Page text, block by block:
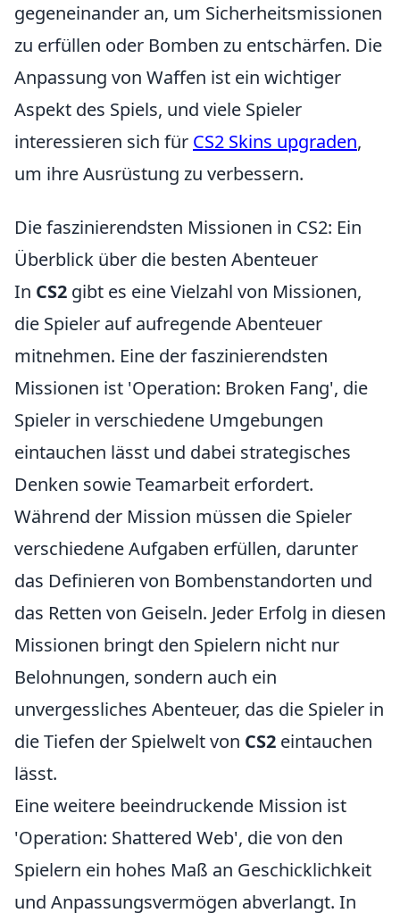
gegeneinander an, um Sicherheitsmissionen
zu erfüllen oder Bomben zu entschärfen. Die
Anpassung von Waffen ist ein wichtiger
Aspekt des Spiels, und viele Spieler
interessieren sich für CS2 Skins upgraden,
um ihre Ausrüstung zu verbessern.
Die faszinierendsten Missionen in CS2: Ein
Überblick über die besten Abenteuer
In CS2 gibt es eine Vielzahl von Missionen,
die Spieler auf aufregende Abenteuer
mitnehmen. Eine der faszinierendsten
Missionen ist 'Operation: Broken Fang', die
Spieler in verschiedene Umgebungen
eintauchen lässt und dabei strategisches
Denken sowie Teamarbeit erfordert.
Während der Mission müssen die Spieler
verschiedene Aufgaben erfüllen, darunter
das Definieren von Bombenstandorten und
das Retten von Geiseln. Jeder Erfolg in diesen
Missionen bringt den Spielern nicht nur
Belohnungen, sondern auch ein
unvergessliches Abenteuer, das die Spieler in
die Tiefen der Spielwelt von CS2 eintauchen
lässt.
Eine weitere beeindruckende Mission ist
'Operation: Shattered Web', die von den
Spielern ein hohes Maß an Geschicklichkeit
und Anpassungsvermögen abverlangt. In